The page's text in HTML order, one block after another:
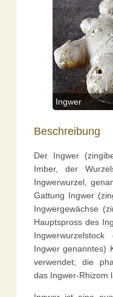
Ingwer
Beschreibung
Der Ingwer
Imber, der
Ingwerwurzel,
Gattung Ingwer
Ingwergewächse
Hauptspross des
Ingwer genanntes)
verwendet; die
das Ingwer-Rhizom